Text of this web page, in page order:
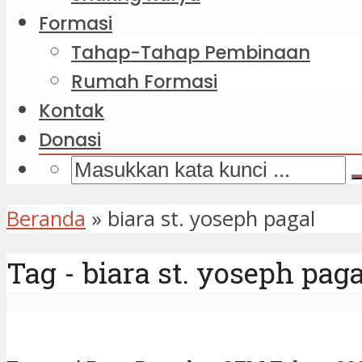
Formasi
Tahap-Tahap Pembinaan
Rumah Formasi
Kontak
Donasi
Beranda » biara st. yoseph pagal
Tag - biara st. yoseph